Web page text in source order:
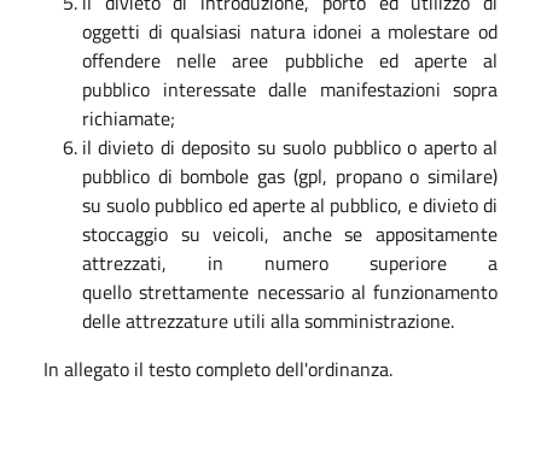
oggetti di qualsiasi natura idonei a molestare od
offendere nelle aree pubbliche ed aperte al
pubblico interessate dalle manifestazioni sopra
richiamate;
il divieto di deposito su suolo pubblico o aperto al
pubblico di bombole gas (gpl, propano o similare)
su suolo pubblico ed aperte al pubblico, e divieto di
stoccaggio su veicoli, anche se appositamente
attrezzati, in numero superiore a
quello strettamente necessario al funzionamento
delle attrezzature utili alla somministrazione.
In allegato il testo completo dell'ordinanza.